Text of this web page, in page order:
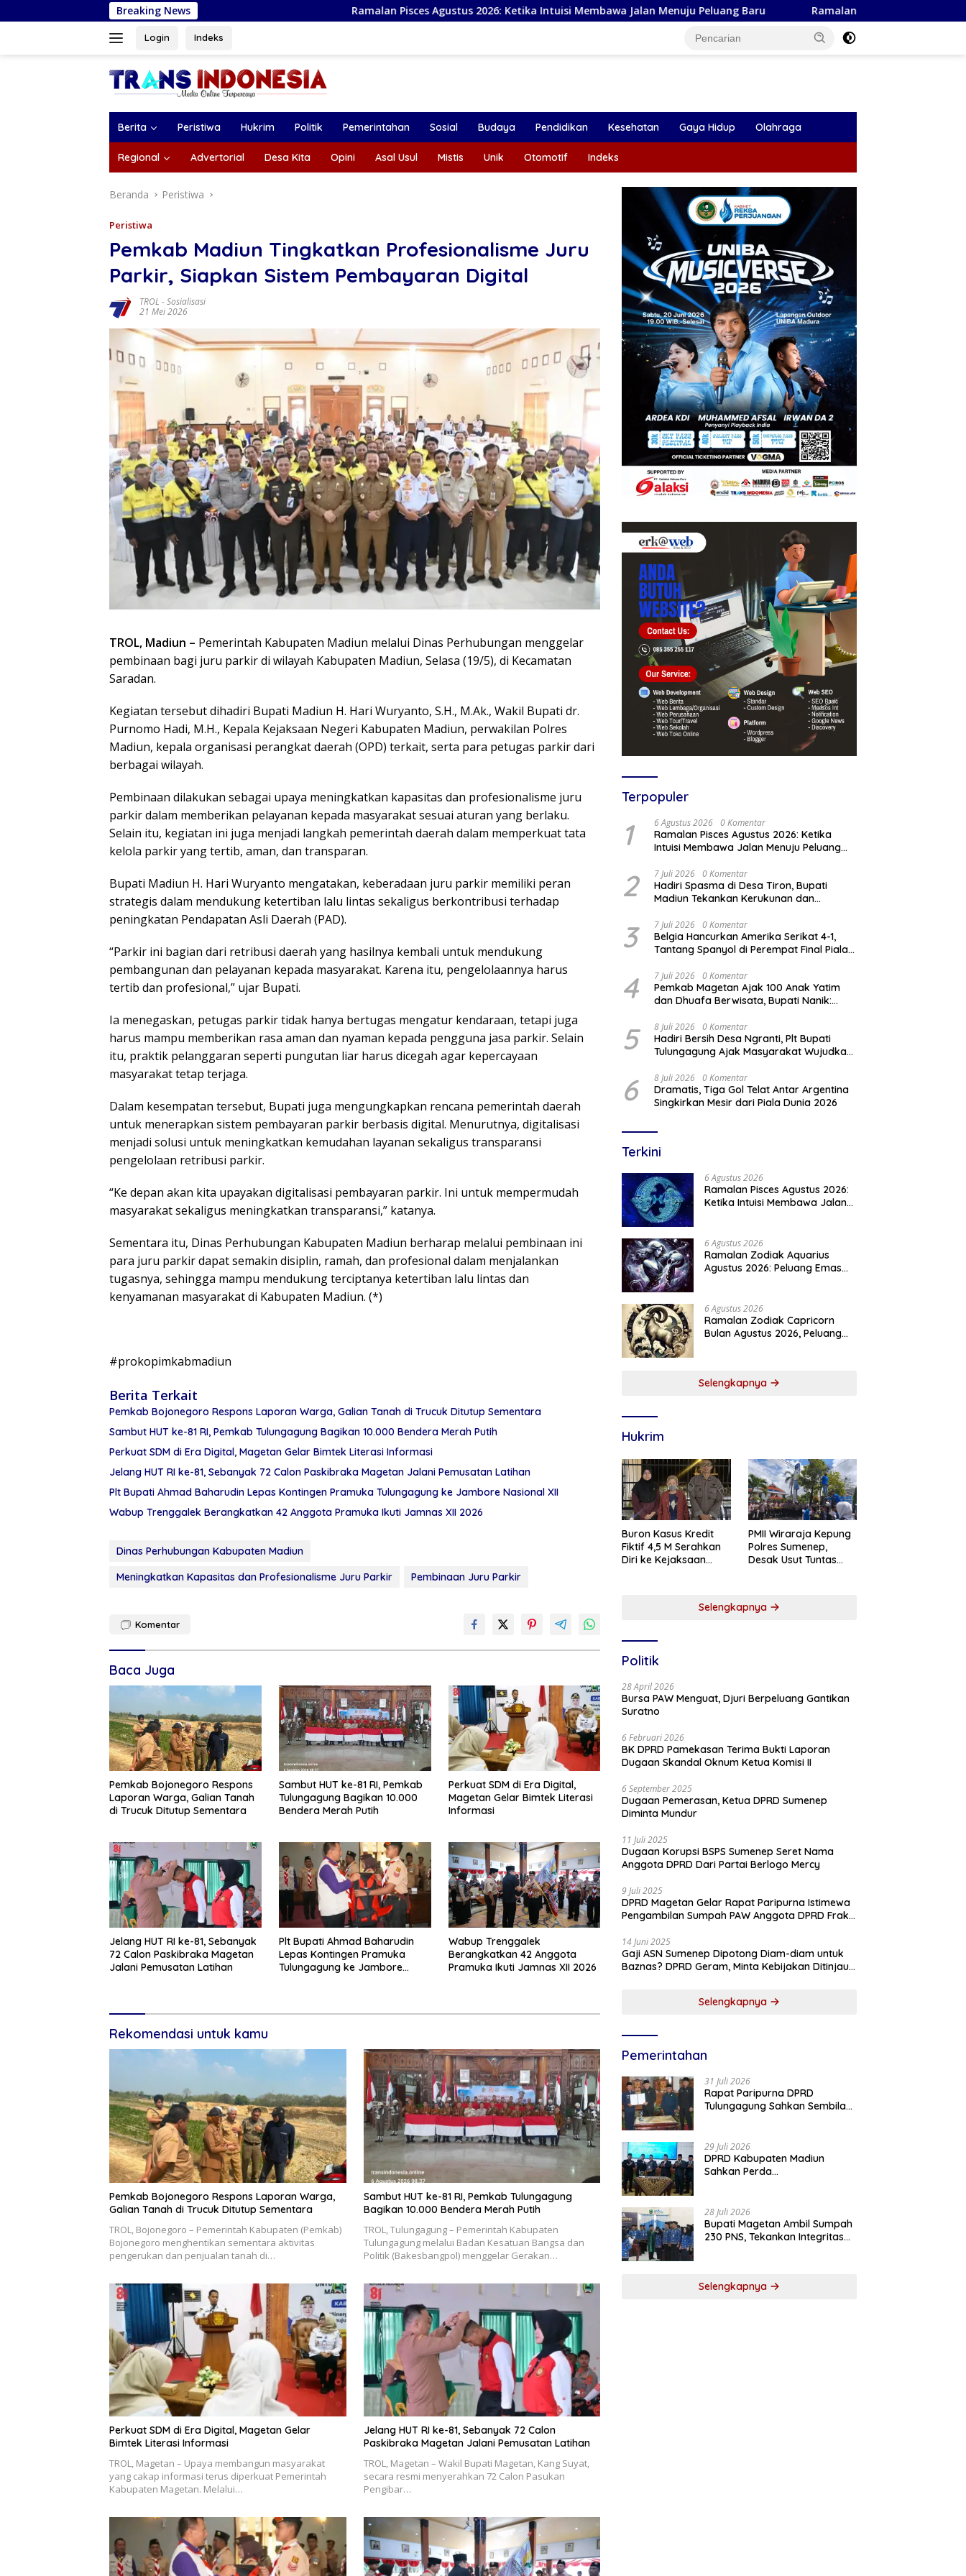
ke
Breaking News Ramalan Pisces Agustus 2026: Ketika Intuisi Membawa Jalan Menuju Peluang Baru Ramalan Zodiak Aquarius Agustus 2026: Peluang
Login Indeks
Berita Peristiwa Hukrim Politik Pemerintahan Sosial Budaya Pendidikan Kesehatan Gaya Hidup Olahraga
Regional Advertorial Desa Kita Opini Asal Usul Mistis Unik Otomotif Indeks
Beranda Peristiwa
Peristiwa
Pemkab Madiun Tingkatkan Profesionalisme Juru
Parkir, Siapkan Sistem Pembayaran Digital
TROL -Sosialisasi
21 Mei 2026
TROL, Madiun – Pemerintah Kabupaten Madiun melalui Dinas Perhubungan menggelar
pembinaan bagi juru parkir di wilayah Kabupaten Madiun, Selasa (19/5), di Kecamatan
Saradan.
Kegiatan tersebut dihadiri Bupati Madiun H. Hari Wuryanto, S.H., M.Ak., Wakil Bupati dr.
Purnomo Hadi, M.H., Kepala Kejaksaan Negeri Kabupaten Madiun, perwakilan Polres
Madiun, kepala organisasi perangkat daerah (OPD) terkait, serta para petugas parkir dari
berbagai wilayah.
Pembinaan dilakukan sebagai upaya meningkatkan kapasitas dan profesionalisme juru
parkir dalam memberikan pelayanan kepada masyarakat sesuai aturan yang berlaku.
Selain itu, kegiatan ini juga menjadi langkah pemerintah daerah dalam memperkuat tata
kelola parkir yang tertib, aman, dan transparan.
Bupati Madiun H. Hari Wuryanto mengatakan, keberadaan juru parkir memiliki peran
strategis dalam mendukung ketertiban lalu lintas sekaligus berkontribusi terhadap
peningkatan Pendapatan Asli Daerah (PAD).
“Parkir ini bagian dari retribusi daerah yang hasilnya kembali untuk mendukung
pembangunan dan pelayanan kepada masyarakat. Karena itu, pengelolaannya harus
tertib dan profesional,” ujar Bupati.
Ia menegaskan, petugas parkir tidak hanya bertugas mengatur kendaraan, tetapi juga
harus mampu memberikan rasa aman dan nyaman kepada pengguna jasa parkir. Selain
itu, praktik pelanggaran seperti pungutan liar harus dicegah agar kepercayaan
masyarakat tetap terjaga.
Dalam kesempatan tersebut, Bupati juga mengungkapkan rencana pemerintah daerah
untuk menerapkan sistem pembayaran parkir berbasis digital. Menurutnya, digitalisasi
menjadi solusi untuk meningkatkan kemudahan layanan sekaligus transparansi
pengelolaan retribusi parkir.
“Ke depan akan kita upayakan digitalisasi pembayaran parkir. Ini untuk mempermudah
masyarakat sekaligus meningkatkan transparansi,” katanya.
Sementara itu, Dinas Perhubungan Kabupaten Madiun berharap melalui pembinaan ini
para juru parkir dapat semakin disiplin, ramah, dan profesional dalam menjalankan
tugasnya, sehingga mampu mendukung terciptanya ketertiban lalu lintas dan
kenyamanan masyarakat di Kabupaten Madiun. (*)
#prokopimkabmadiun
Berita Terkait
Pemkab Bojonegoro Respons Laporan Warga, Galian Tanah di Trucuk Ditutup Sementara
Sambut HUT ke-81 RI, Pemkab Tulungagung Bagikan 10.000 Bendera Merah Putih
Perkuat SDM di Era Digital, Magetan Gelar Bimtek Literasi Informasi
Jelang HUT RI ke-81, Sebanyak 72 Calon Paskibraka Magetan Jalani Pemusatan Latihan
Plt Bupati Ahmad Baharudin Lepas Kontingen Pramuka Tulungagung ke Jambore Nasional XII
Wabup Trenggalek Berangkatkan 42 Anggota Pramuka Ikuti Jamnas XII 2026
Dinas Perhubungan Kabupaten Madiun
Meningkatkan Kapasitas dan Profesionalisme Juru Parkir
Pembinaan Juru Parkir
Komentar
Baca Juga
Pemkab Bojonegoro Respons
Laporan Warga, Galian Tanah
di Trucuk Ditutup Sementara
Sambut HUT ke-81 RI, Pemkab
Tulungagung Bagikan 10.000
Bendera Merah Putih
Perkuat SDM di Era Digital,
Magetan Gelar Bimtek Literasi
Informasi
Jelang HUT RI ke-81, Sebanyak
72 Calon Paskibraka Magetan
Jalani Pemusatan Latihan
Plt Bupati Ahmad Baharudin
Lepas Kontingen Pramuka
Tulungagung ke Jambore
Wabup Trenggalek
Berangkatkan 42 Anggota
Pramuka Ikuti Jamnas XII 2026
Rekomendasi untuk kamu
Pemkab Bojonegoro Respons Laporan Warga,
Galian Tanah di Trucuk Ditutup Sementara
TROL, Bojonegoro – Pemerintah Kabupaten (Pemkab)
Bojonegoro menghentikan sementara aktivitas
pengerukan dan penjualan tanah di…
Sambut HUT ke-81 RI, Pemkab Tulungagung
Bagikan 10.000 Bendera Merah Putih
TROL, Tulungagung – Pemerintah Kabupaten
Tulungagung melalui Badan Kesatuan Bangsa dan
Politik (Bakesbangpol) menggelar Gerakan…
Perkuat SDM di Era Digital, Magetan Gelar
Bimtek Literasi Informasi
TROL, Magetan – Upaya membangun masyarakat
yang cakap informasi terus diperkuat Pemerintah
Kabupaten Magetan. Melalui…
Jelang HUT RI ke-81, Sebanyak 72 Calon
Paskibraka Magetan Jalani Pemusatan Latihan
TROL, Magetan – Wakil Bupati Magetan, Kang Suyat,
secara resmi menyerahkan 72 Calon Pasukan
Pengibar…
Terpopuler
1 6 Agustus 2026 0 Komentar
Ramalan Pisces Agustus 2026: Ketika
Intuisi Membawa Jalan Menuju Peluang
2 7 Juli 2026 0 Komentar
Hadiri Spasma di Desa Tiron, Bupati
Madiun Tekankan Kerukunan dan
3 7 Juli 2026 0 Komentar
Belgia Hancurkan Amerika Serikat 4-1,
Tantang Spanyol di Perempat Final Piala
4 7 Juli 2026 0 Komentar
Pemkab Magetan Ajak 100 Anak Yatim
dan Dhuafa Berwisata, Bupati Nanik:
5 8 Juli 2026 0 Komentar
Hadiri Bersih Desa Ngranti, Plt Bupati
Tulungagung Ajak Masyarakat Wujudkan
6 8 Juli 2026 0 Komentar
Dramatis, Tiga Gol Telat Antar Argentina
Singkirkan Mesir dari Piala Dunia 2026
Terkini
6 Agustus 2026
Ramalan Pisces Agustus 2026:
Ketika Intuisi Membawa Jalan
6 Agustus 2026
Ramalan Zodiak Aquarius
Agustus 2026: Peluang Emas
6 Agustus 2026
Ramalan Zodiak Capricorn
Bulan Agustus 2026, Peluang
Selengkapnya
Hukrim
Buron Kasus Kredit
Fiktif 4,5 M Serahkan
Diri ke Kejaksaan
PMII Wiraraja Kepung
Polres Sumenep,
Desak Usut Tuntas
Selengkapnya
Politik
28 April 2026
Bursa PAW Menguat, Djuri Berpeluang Gantikan
Suratno
6 Februari 2026
BK DPRD Pamekasan Terima Bukti Laporan
Dugaan Skandal Oknum Ketua Komisi II
6 September 2025
Dugaan Pemerasan, Ketua DPRD Sumenep
Diminta Mundur
11 Juli 2025
Dugaan Korupsi BSPS Sumenep Seret Nama
Anggota DPRD Dari Partai Berlogo Mercy
9 Juli 2025
DPRD Magetan Gelar Rapat Paripurna Istimewa
Pengambilan Sumpah PAW Anggota DPRD Fraksi
14 Juni 2025
Gaji ASN Sumenep Dipotong Diam-diam untuk
Baznas? DPRD Geram, Minta Kebijakan Ditinjau
Selengkapnya
Pemerintahan
31 Juli 2026
Rapat Paripurna DPRD
Tulungagung Sahkan Sembilan
29 Juli 2026
DPRD Kabupaten Madiun
Sahkan Perda
Agenda Prioritas
28 Juli 2026
Bupati Magetan Ambil Sumpah
230 PNS, Tekankan Integritas
Selengkapnya